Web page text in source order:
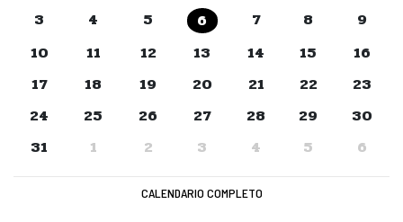
3
4 5 6 7 8
9
10
11 12 13 14 15
16
17
18 19 20 21 22
23
24
25 26 27 28 29
30
31
1 2 3 4 5 6
CALENDARIO COMPLETO